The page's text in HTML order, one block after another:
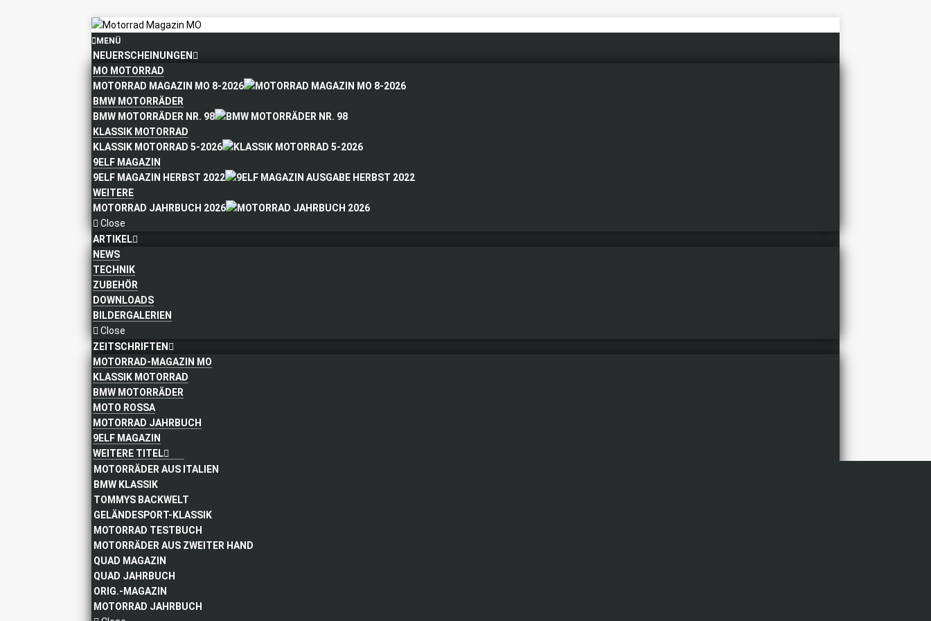
MENÜ
NEUERSCHEINUNGEN
MO MOTORRAD
MOTORRAD MAGAZIN MO 8-2026
BMW MOTORRÄDER
BMW MOTORRÄDER NR. 98
KLASSIK MOTORRAD
KLASSIK MOTORRAD 5-2026
9ELF MAGAZIN
9ELF MAGAZIN HERBST 2022
WEITERE
MOTORRAD JAHRBUCH 2026
Close
ARTIKEL
NEWS
TECHNIK
ZUBEHÖR
DOWNLOADS
BILDERGALERIEN
Close
ZEITSCHRIFTEN
MOTORRAD-MAGAZIN MO
KLASSIK MOTORRAD
BMW MOTORRÄDER
MOTO ROSSA
MOTORRAD JAHRBUCH
9ELF MAGAZIN
WEITERE TITEL
MOTORRÄDER AUS ITALIEN
BMW KLASSIK
TOMMYS BACKWELT
GELÄNDESPORT-KLASSIK
MOTORRAD TESTBUCH
MOTORRÄDER AUS ZWEITER HAND
QUAD MAGAZIN
QUAD JAHRBUCH
ORIG.-MAGAZIN
MOTORRAD JAHRBUCH